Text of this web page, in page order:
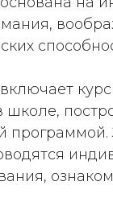
программой.